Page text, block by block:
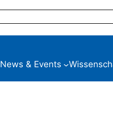
News & Events